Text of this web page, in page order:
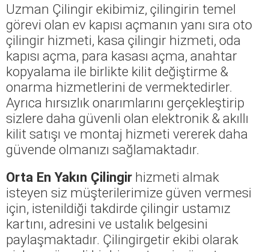
Uzman Çilingir ekibimiz, çilingirin temel
görevi olan ev kapısı açmanın yanı sıra oto
çilingir hizmeti, kasa çilingir hizmeti, oda
kapısı açma, para kasası açma, anahtar
kopyalama ile birlikte kilit değiştirme &
onarma hizmetlerini de vermektedirler.
Ayrıca hırsızlık onarımlarını gerçekleştirip
sizlere daha güvenli olan elektronik & akıllı
kilit satışı ve montaj hizmeti vererek daha
güvende olmanızı sağlamaktadır.
Orta En Yakın Çilingir hizmeti almak
isteyen siz müşterilerimize güven vermesi
için, istenildiği takdirde çilingir ustamız
kartını, adresini ve ustalık belgesini
paylaşmaktadır. Çilingirgetir ekibi olarak